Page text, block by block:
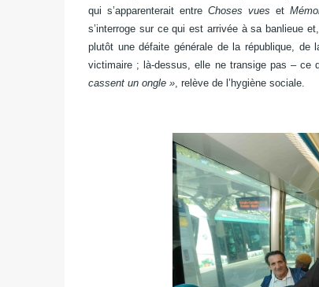
qui s’apparenterait entre Choses vues et
s’interroge sur ce qui est arrivée à sa banlieue
plutôt une défaite générale de la république,
victimaire ; là-dessus, elle ne transige pas – ce
cassent un ongle » , relève de l’hygiène sociale.